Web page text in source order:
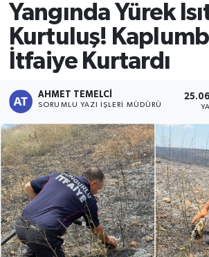
Yangında Yürek
Kurtuluş!
İtfaiye Kurtardı
AHMET TEMELCI
SORUMLU YAZI İŞLERI MÜDÜRÜ
Tüm Manşetler
Son Dakika Haberleri
Haber Arşivi